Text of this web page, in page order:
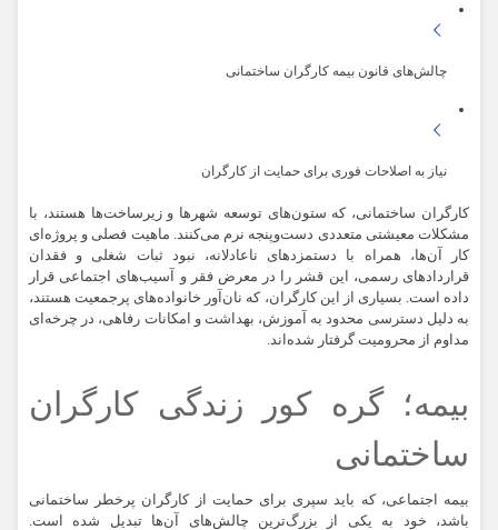
چالش‌های قانون بیمه کارگران ساختمانی
نیاز به اصلاحات فوری برای حمایت از کارگران
کارگران ساختمانی، که ستون‌های توسعه شهرها و زیرساخت‌ها هستند، با
مشکلات معیشتی متعددی دست‌وپنجه نرم می‌کنند. ماهیت فصلی و پروژه‌ای
کار آن‌ها، همراه با دستمزدهای ناعادلانه، نبود ثبات شغلی و فقدان
قراردادهای رسمی، این قشر را در معرض فقر و آسیب‌های اجتماعی قرار
داده است. بسیاری از این کارگران، که نان‌آور خانواده‌های پرجمعیت هستند،
به دلیل دسترسی محدود به آموزش، بهداشت و امکانات رفاهی، در چرخه‌ای
مداوم از محرومیت گرفتار شده‌اند.
بیمه؛ گره کور زندگی کارگران
ساختمانی
بیمه اجتماعی، که باید سپری برای حمایت از کارگران پرخطر ساختمانی
باشد، خود به یکی از بزرگ‌ترین چالش‌های آن‌ها تبدیل شده است.